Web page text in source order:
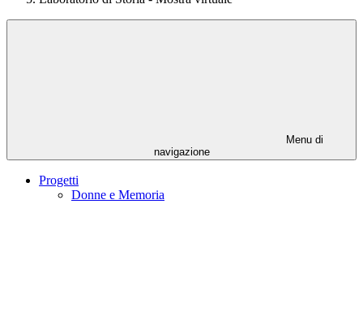
Menu di
navigazione
Progetti
Donne e Memoria